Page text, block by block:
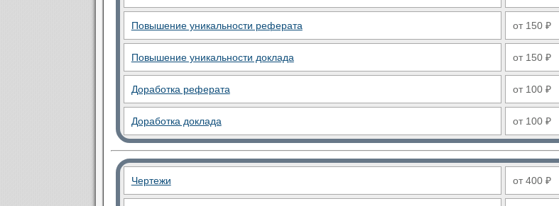
Повышение уникальности реферата от 150 ₽
Повышение уникальности доклада от 150 ₽
Доработка реферата от 100 ₽
Доработка доклада от 100 ₽
Чертежи от 400 ₽